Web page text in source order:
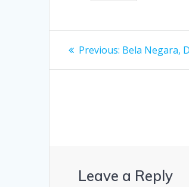
Post
navigation
Previous: Previous
Bela Negara,
Leave a Reply